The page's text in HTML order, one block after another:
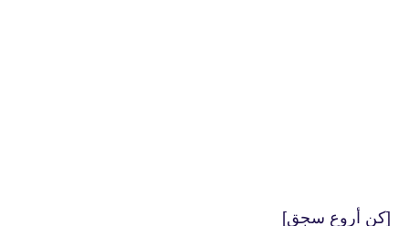
[كن أروع سجق]